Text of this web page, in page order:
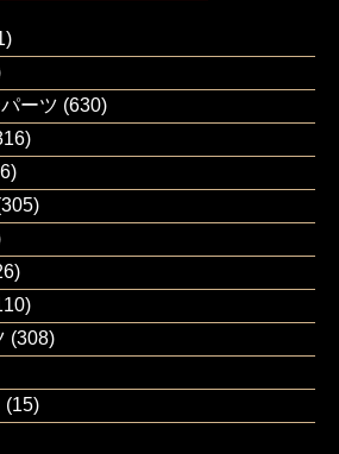
ーツ (630)
(308)
(15)